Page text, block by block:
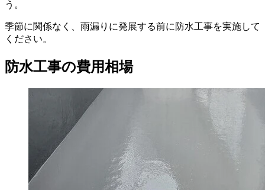
う。
季節に関係なく、雨漏りに発展する前に防水工事を実施して
ください。
防水工事の費用相場